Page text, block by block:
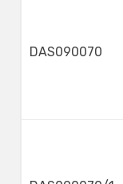
DAS090070